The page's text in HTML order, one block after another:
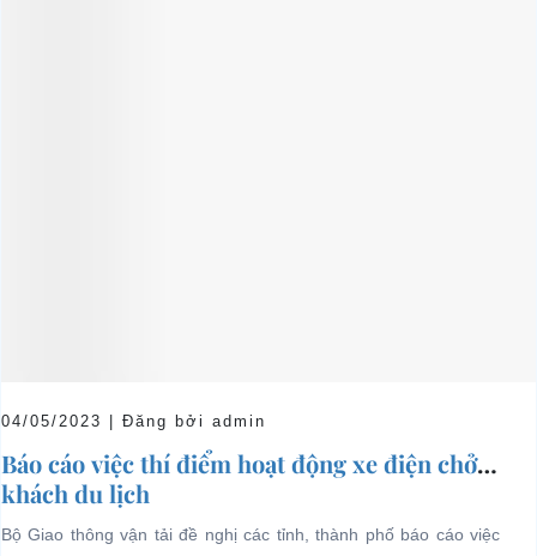
04/05/2023 | Đăng bởi admin
Báo cáo việc thí điểm hoạt động xe điện chở
khách du lịch
Bộ Giao thông vận tải đề nghị các tỉnh, thành phố báo cáo việc